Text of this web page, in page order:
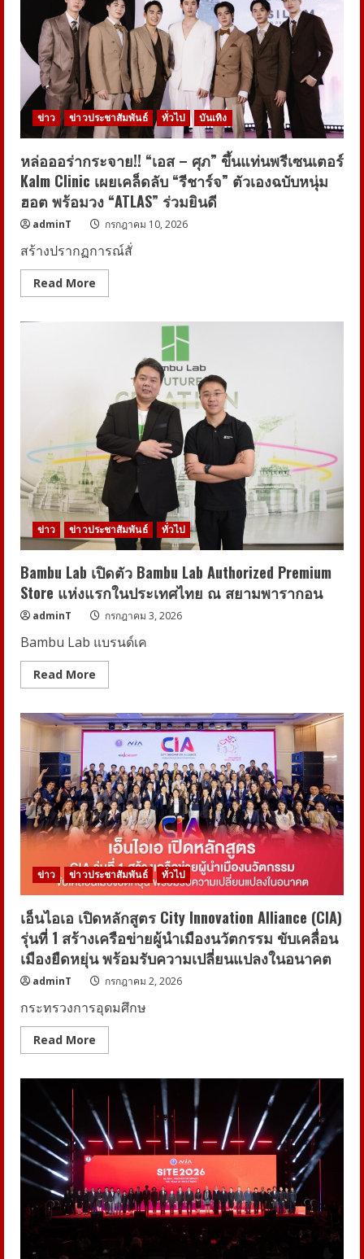
Global
(DFT+)
ยก
ระดับ
SMEs
ไทย
เติม
ความ
รู้
สร้าง
เครือ
ข่าย
แต้ม
ต่อ
การ
แข่งขัน
ก้าว
สู่
โลก
ข่าว ข่าวประชาสัมพันธ์ ทั่วไป บันเทิง
หล่อออร่ากระจาย!! “เอส – ศุภ” ขึ้นแท่นพรีเซนเตอร์
Kalm Clinic เผยเคล็ดลับ “รีชาร์จ” ตัวเองฉบับหนุ่ม
ฮอต พร้อมวง “ATLAS” ร่วมยินดี
adminT กรกฎาคม 10, 2026
สร้างปรากฏการณ์สั่
Read More
more
แท่
นพ
รี
เซนเตอร์
Kalm
Clinic
เผย
เคล็ด
ลับ
“รี
ชาร์จ”
ตัว
เอง
หนุ่ม
ฮอต
พร้อม
วง
“ATLAS”
ร่วม
ข่าว ข่าวประชาสัมพันธ์ ทั่วไป
Bambu Lab เปิดตัว Bambu Lab Authorized Premium
Store แห่งแรกในประเทศไทย ณ สยามพารากอน
adminT กรกฎาคม 3, 2026
Bambu Lab แบรนด์เค
Read More
more
Lab
เปิด
Bambu
Lab
Authorized
Premium
Store
แห่ง
แรก
ใน
ประเทศไทย
สยาม
พา
รา
ข่าว ข่าวประชาสัมพันธ์ ทั่วไป
เอ็นไอเอ เปิดหลักสูตร City Innovation Alliance (CIA)
รุ่นที่ 1 สร้างเครือข่ายผู้นำเมืองนวัตกรรม ขับเคลื่อน
เมืองยืดหยุ่น พร้อมรับความเปลี่ยนแปลงในอนาคต
adminT กรกฎาคม 2, 2026
กระทรวงการอุดมศึกษ
Read More
more
เปิด
หลักสูตร
City
Innovation
Alliance
(CIA)
รุ่น
1
สร้าง
เครือ
ข่าย
เมือง
นวัตกรรม